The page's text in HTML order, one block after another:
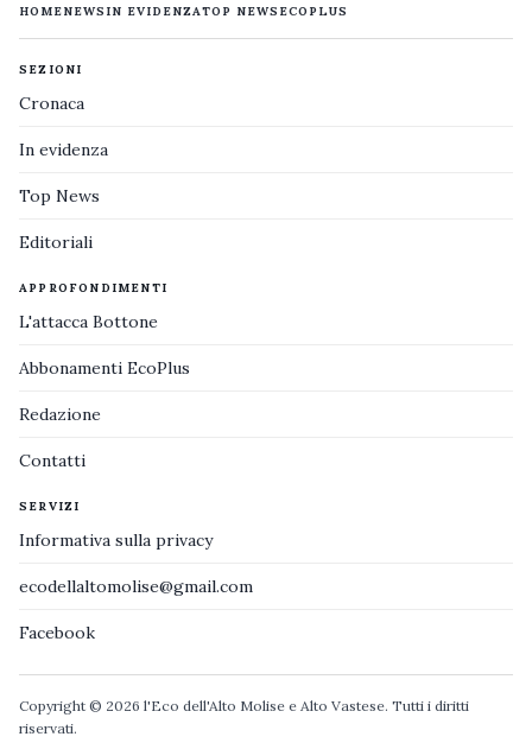
HOMENEWS IN EVIDENZATOP NEWS ECOPLUS
SEZIONI
Cronaca
In evidenza
Top News
Editoriali
APPROFONDIMENTI
L'attacca Bottone
Abbonamenti EcoPlus
Redazione
Contatti
SERVIZI
Informativa sulla privacy
ecodellaltomolise@gmail.com
Facebook
Copyright © 2026 l'Eco dell'Alto Molise e Alto Vastese. Tutti i diritti
riservati.